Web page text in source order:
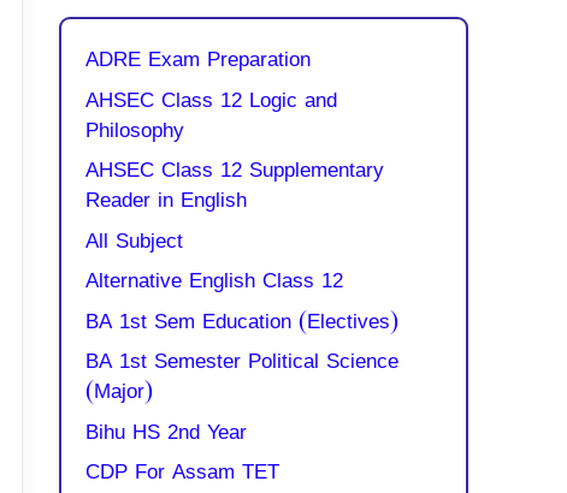
ADRE Exam Preparation
AHSEC Class 12 Logic and
Philosophy
AHSEC Class 12 Supplementary
Reader in English
All Subject
Alternative English Class 12
BA 1st Sem Education (Electives)
BA 1st Semester Political Science
(Major)
Bihu HS 2nd Year
CDP For Assam TET